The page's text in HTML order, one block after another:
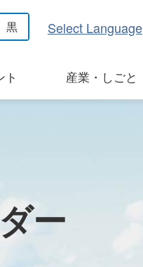
ト 産業・しごと
黒 Select Language
ー